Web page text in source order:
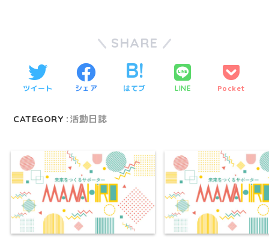
SHARE
ツイート シェア はてブ LINE Pocket
CATEGORY : 活動日誌